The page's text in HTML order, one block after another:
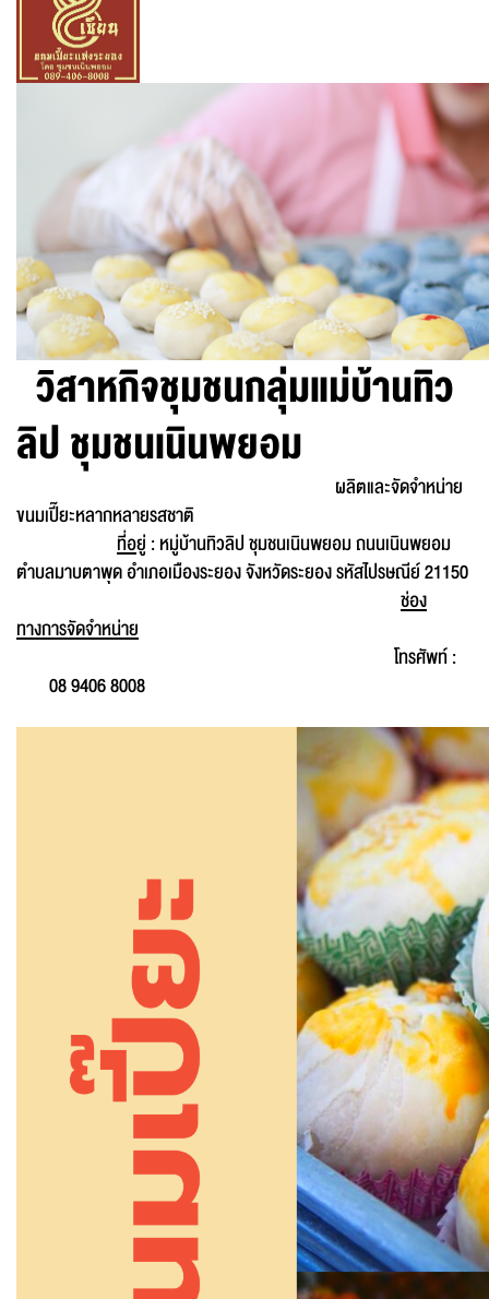
วิสาหกิจชุมชนกลุ่มแม่บ้านทิว
ลิป ชุมชนเนินพยอม
ผลิตและจัดจำหน่าย
ขนมเปี๊ยะหลากหลายรสชาติ
ที่อยู่ : หมู่บ้านทิวลิป ชุมชนเนินพยอม ถนนเนินพยอม
ตำบลมาบตาพุด อำเภอเมืองระยอง จังหวัดระยอง รหัสไปรษณีย์ 21150
ช่อง
ทางการจัดจำหน่าย
โทรศัพท์ :
08 9406 8008
แบบฟอร์มการติดต่อ